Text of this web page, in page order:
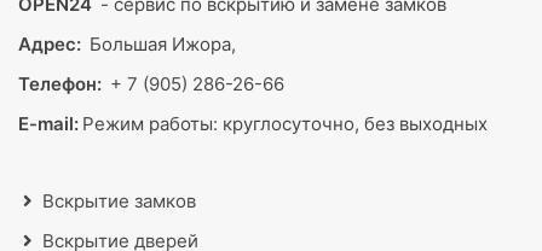
OPEN24 - сервис по вскрытию и замене замков
Адрес: Большая Ижора,
Телефон: + 7 (905) 286-26-66
E-mail: Режим работы: круглосуточно, без выходных
Вскрытие замков
Вскрытие дверей